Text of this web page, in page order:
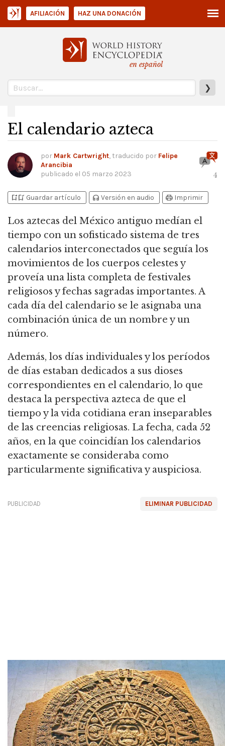
en español
❯
AFILIACIÓN HAZ UNA DONACIÓN
El calendario azteca
por Mark Cartwright, traducido por Felipe
Arancibia
publicado el 05 marzo 2023 4
bookmark_addbookmark_added Guardar artículo headphones Versión en audio print Imprimir
Los aztecas del México antiguo medían el
tiempo con un sofisticado sistema de tres
calendarios interconectados que seguía los
movimientos de los cuerpos celestes y
proveía una lista completa de festivales
religiosos y fechas sagradas importantes. A
cada día del calendario se le asignaba una
combinación única de un nombre y un
número.
Además, los días individuales y los períodos
de días estaban dedicados a sus dioses
correspondientes en el calendario, lo que
destaca la perspectiva azteca de que el
tiempo y la vida cotidiana eran inseparables
de las creencias religiosas. La fecha, cada 52
años, en la que coincidían los calendarios
exactamente se consideraba como
particularmente significativa y auspiciosa.
ELIMINAR PUBLICIDAD
PUBLICIDAD